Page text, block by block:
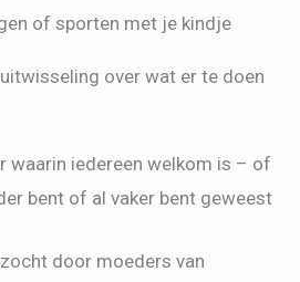
of sporten met je kindje
over wat er te doen
waarin iedereen welkom is – of
bent of al vaker bent geweest
door moeders van